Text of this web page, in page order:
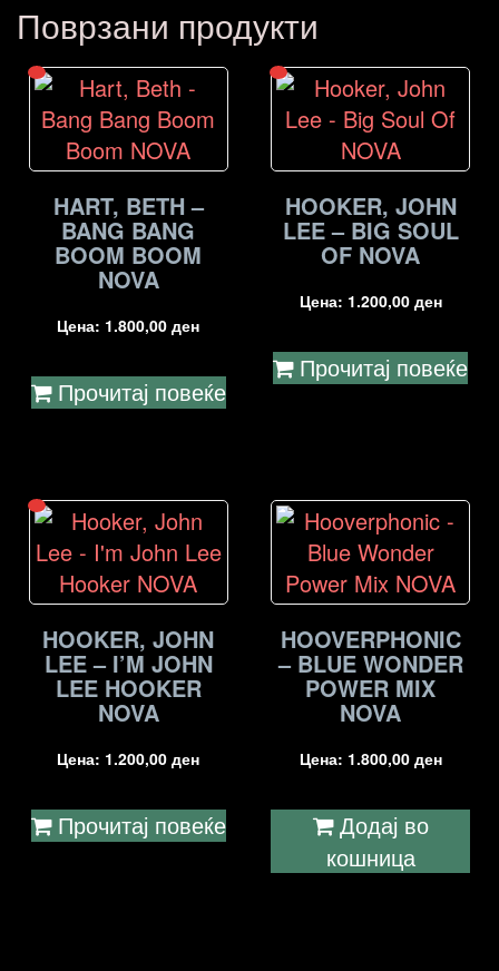
Поврзани продукти
HART, BETH –
BANG BANG
BOOM BOOM
NOVA
Цена: 1.800,00ден
Прочитај повеќе
HOOKER, JOHN
LEE – BIG SOUL
OF NOVA
Цена: 1.200,00 ден
Прочитај повеќе
HOOKER, JOHN
LEE – I’M JOHN
LEE HOOKER
NOVA
Цена: 1.200,00ден
Прочитај повеќе
HOOVERPHONIC
– BLUE WONDER
POWER MIX
NOVA
Цена: 1.800,00 ден
Додај во
кошница